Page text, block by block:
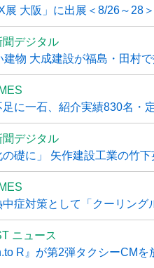
展 大阪」に出展＜8/26～28＞
聞デジタル
物 大成建設が福島・田村
に一石、紹介実績830名・
聞デジタル
の礎に」 矢作建設工業の竹
症対策として「クーリング
ニュース
R』が第2弾タクシーCMを